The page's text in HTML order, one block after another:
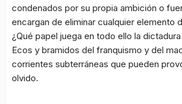
condenados por su propia ambición o
encargan de eliminar cualquier elemento
¿Qué papel juega en todo ello la
Ecos y bramidos del franquismo y del
corrientes subterráneas que pueden
olvido.